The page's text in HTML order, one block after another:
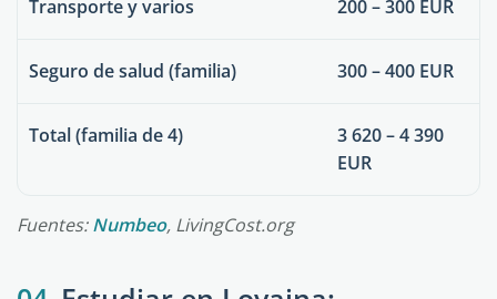
Transporte y varios 200 – 300 EUR
Seguro de salud (familia) 300 – 400 EUR
Total (familia de 4)
3 620 – 4 390
EUR
Fuentes:Numbeo, LivingCost.org